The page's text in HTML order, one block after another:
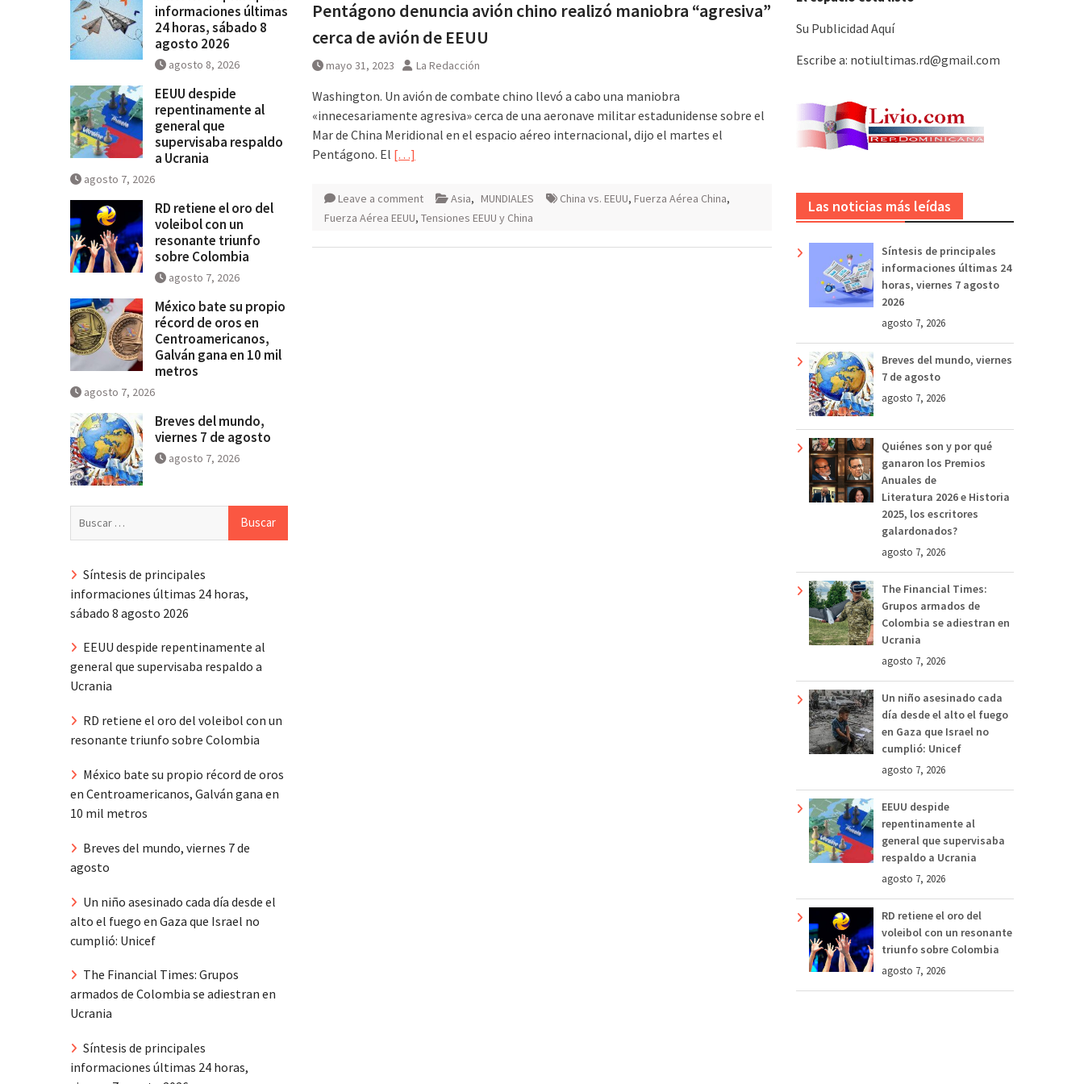
Pentágono denuncia avión chino realizó maniobra “agresiva”
cerca de avión de EEUU
mayo 31, 2023 La Redacción
Washington. Un avión de combate chino llevó a cabo una maniobra
«innecesariamente agresiva» cerca de una aeronave militar estadunidense sobre el
Mar de China Meridional en el espacio aéreo internacional, dijo el martes el
Pentágono. El […]
Leave a comment Asia, MUNDIALES China vs. EEUU, Fuerza Aérea China,
Fuerza Aérea EEUU, Tensiones EEUU y China
Su Publicidad Aquí
Escribe a: notiultimas.rd@gmail.com
Las noticias más leídas
Síntesis de principales
informaciones últimas 24
horas, viernes 7 agosto
2026
agosto 7, 2026
Breves del mundo, viernes
7 de agosto
agosto 7, 2026
Quiénes son y por qué
ganaron los Premios
Anuales de
Literatura 2026 e Historia
2025, los escritores
galardonados?
agosto 7, 2026
The Financial Times:
Grupos armados de
Colombia se adiestran en
Ucrania
agosto 7, 2026
Un niño asesinado cada
día desde el alto el fuego
en Gaza que Israel no
cumplió: Unicef
agosto 7, 2026
EEUU despide
repentinamente al
general que supervisaba
respaldo a Ucrania
agosto 7, 2026
RD retiene el oro del
voleibol con un resonante
triunfo sobre Colombia
agosto 7, 2026
informaciones últimas
24 horas, sábado 8
agosto 2026
agosto 8, 2026
EEUU despide
repentinamente al
general que
supervisaba respaldo
a Ucrania
agosto 7, 2026
RD retiene el oro del
voleibol con un
resonante triunfo
sobre Colombia
agosto 7, 2026
México bate su propio
récord de oros en
Centroamericanos,
Galván gana en 10 mil
metros
agosto 7, 2026
Breves del mundo,
viernes 7 de agosto
agosto 7, 2026
Síntesis de principales
informaciones últimas 24 horas,
sábado 8 agosto 2026
EEUU despide repentinamente al
general que supervisaba respaldo a
Ucrania
RD retiene el oro del voleibol con un
resonante triunfo sobre Colombia
México bate su propio récord de oros
en Centroamericanos, Galván gana en
10 mil metros
Breves del mundo, viernes 7 de
agosto
Un niño asesinado cada día desde el
alto el fuego en Gaza que Israel no
cumplió: Unicef
The Financial Times: Grupos
armados de Colombia se adiestran en
Ucrania
Síntesis de principales
informaciones últimas 24 horas,